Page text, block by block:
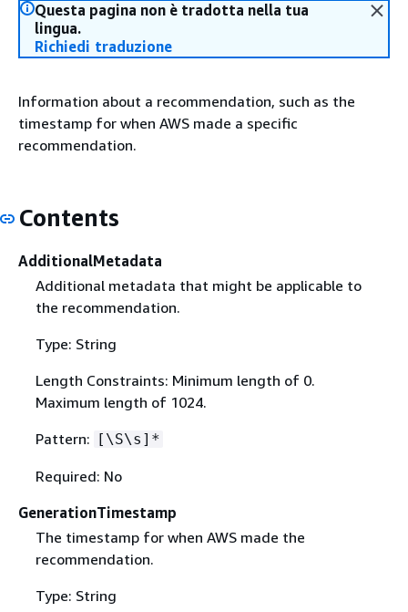
Questa pagina non è tradotta nella tua
lingua.
Richiedi traduzione
Information about a recommendation, such as the
timestamp for when AWS made a specific
recommendation.
Contents
AdditionalMetadata
Additional metadata that might be applicable to
the recommendation.
Type: String
Length Constraints: Minimum length of 0.
Maximum length of 1024.
Pattern: [\S\s]*
Required: No
GenerationTimestamp
The timestamp for when AWS made the
recommendation.
Type: String